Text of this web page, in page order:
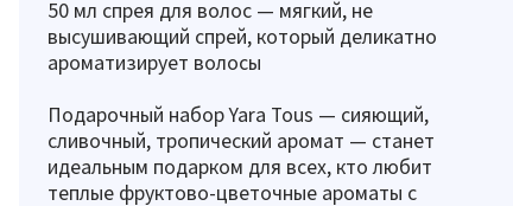
50 мл спрея для волос — мягкий, не
высушивающий спрей, который деликатно
ароматизирует волосы
Подарочный набор Yara Tous — сияющий,
сливочный, тропический аромат — станет
идеальным подарком для всех, кто любит
теплые фруктово-цветочные ароматы с